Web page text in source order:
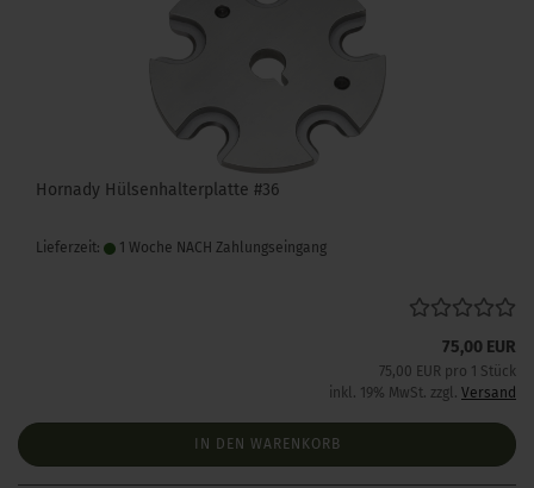
Hornady Hülsenhalterplatte #36
Lieferzeit: 1 Woche NACH Zahlungseingang
75,00 EUR
75,00 EUR pro 1 Stück
inkl. 19% MwSt. zzgl. Versand
IN DEN WARENKORB